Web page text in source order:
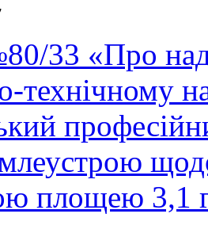
33 «Про
технічному
площею 3,1